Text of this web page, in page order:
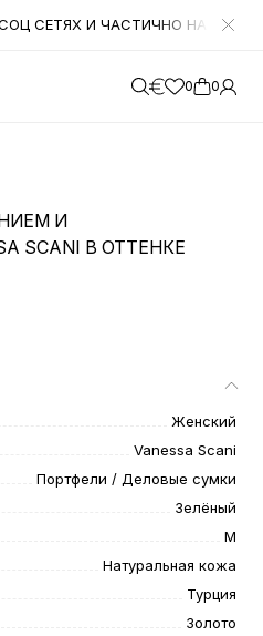
И ЧАСТИЧНО НА САЙТЕ
0 0
И
SCANI В ОТТЕНКЕ
Женский
Vanessa Scani
Портфели / Деловые сумки
Зелёный
M
Натуральная кожа
Турция
Золото